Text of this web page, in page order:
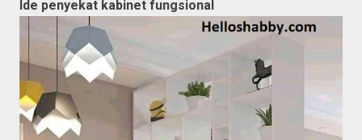
Ide penyekat kabinet fungsional